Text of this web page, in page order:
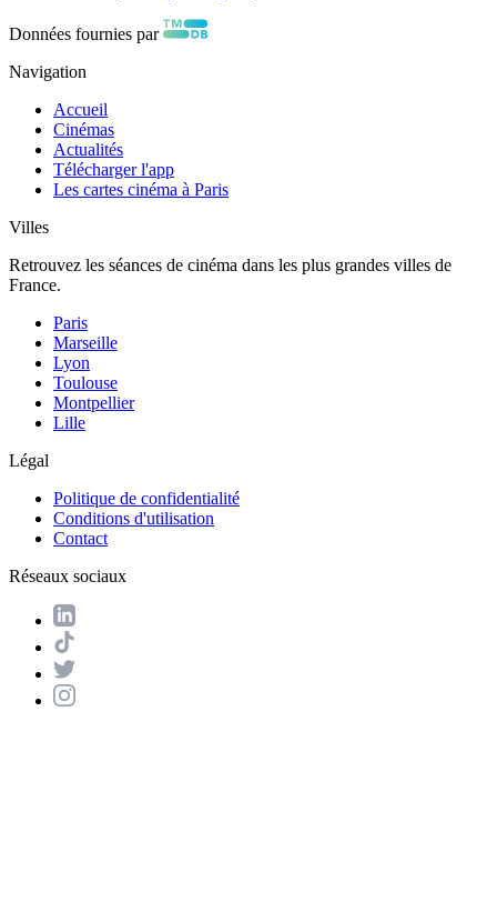
Données fournies par
Navigation
Accueil
Cinémas
Actualités
Télécharger l'app
Les cartes cinéma à Paris
Villes
Retrouvez les séances de cinéma dans les plus grandes villes de
France.
Paris
Marseille
Lyon
Toulouse
Montpellier
Lille
Légal
Politique de confidentialité
Conditions d'utilisation
Contact
Réseaux sociaux